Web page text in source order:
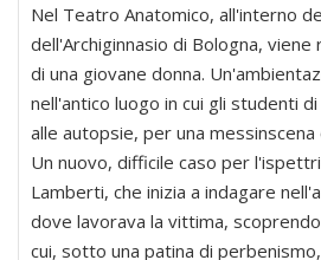
Nel Teatro Anatomico, all'interno
dell'Archiginnasio di Bologna,
di una giovane donna.
nell'antico luogo in cui gli studenti
alle autopsie, per una
Un nuovo, difficile caso per
Lamberti, che inizia a indagare
dove lavorava la vittima,
cui, sotto una patina di